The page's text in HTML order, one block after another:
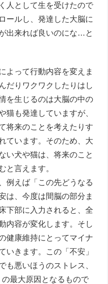
人として生を受けたので
ールし、発達した大脳に
出来れば良いのにな…と
よって行動内容を変えま
だりワクワクしたりはし
を生じるのは大脳の中の
猫も発達していますが、
将来のことを考えたりす
ています。そのため、大
い犬や猫は、将来のこと
と言えます。
例えば「この先どうなる
は、今度は間脳の部分ま
下部に入力されると、全
内容が変化します。そし
健康維持にとってマイナ
いきます。この「不安」
も悪いほうのストレス、
最大原因となるもので